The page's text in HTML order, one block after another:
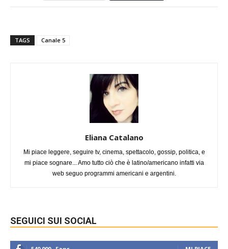
TAGS Canale 5
Eliana Catalano
Mi piace leggere, seguire tv, cinema, spettacolo, gossip, politica, e
mi piace sognare... Amo tutto ciò che è latino/americano infatti via
web seguo programmi americani e argentini.
SEGUICI SUI SOCIAL